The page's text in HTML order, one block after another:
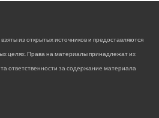
из открытых источников и предоставляются
целях. Права на материалы принадлежат их
ответственности за содержание материала